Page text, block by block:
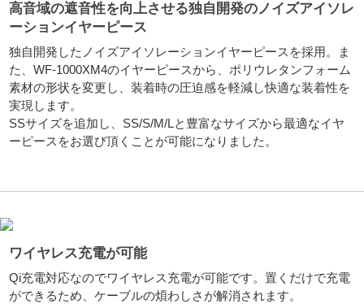
高音域の遮音性を向上させる独自開発のノイズアイソレ
ーションイヤーピース
独自開発したノイズアイソレーションイヤーピースを採用。ま
た、WF-1000XM4のイヤーピースから、ポリウレタンフォーム
素材の形状を変更し、装着時の圧迫感を軽減し快適な装着性を
実現します。
SSサイズを追加し、SS/S/M/Lと豊富なサイズから最適なイヤ
ーピースをお選び頂くことが可能になりました。
ワイヤレス充電が可能
Qi充電対応なのでワイヤレス充電が可能です。置くだけで充電
ができるため、ケーブルの煩わしさが解消されます。